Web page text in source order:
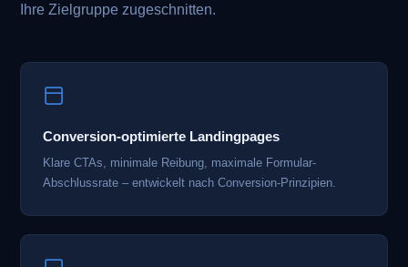
Ihre Zielgruppe zugeschnitten.
Conversion-optimierte Landingpages
Klare CTAs, minimale Reibung, maximale Formular-
Abschlussrate – entwickelt nach Conversion-Prinzipien.